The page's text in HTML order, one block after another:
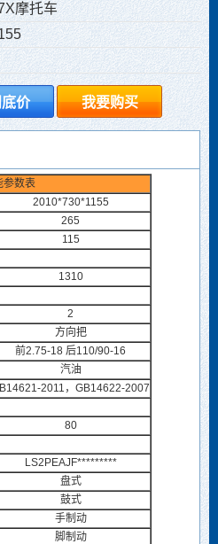
摩托车
参数表
2010*730*1155
265
115
1310
2
方向把
前2.75-18 后110/90-16
汽油
2011，GB14622-2007
80
LS2PEAJF*********
盘式
鼓式
手制动
脚制动